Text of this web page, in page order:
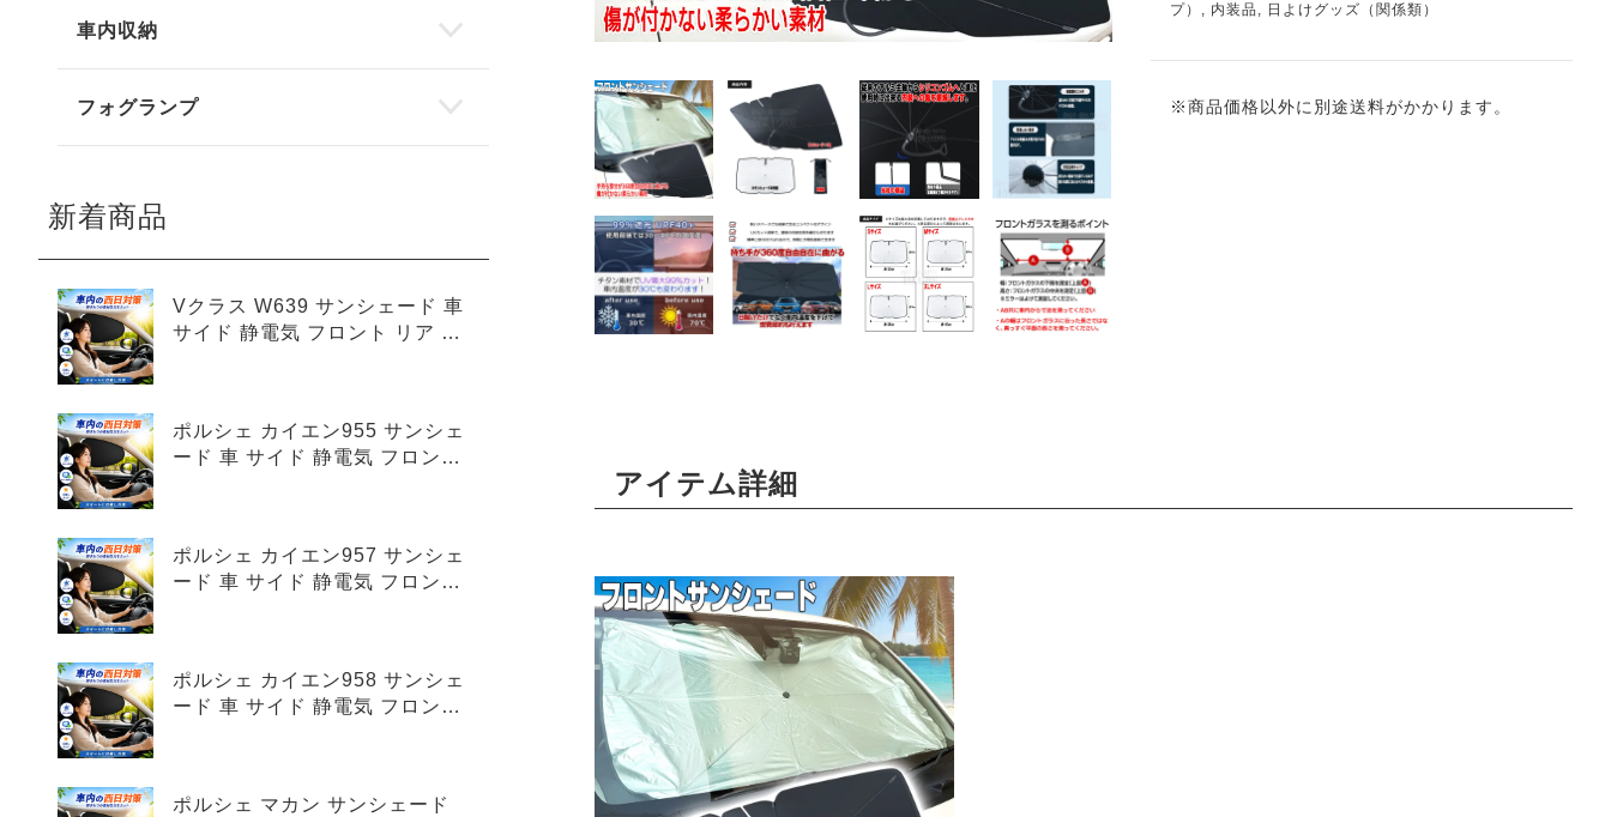
プ） , 内装品 , 日よけグッズ（関係類）
※商品価格以外に別途送料がかかります。
アイテム詳細
車内収納
フォグランプ
新着商品
Vクラス W639 サンシェード 車
サイド 静電気 フロント リア 4
ポルシェ カイエン955 サンシェ
ード 車 サイド 静電気 フロント
ポルシェ カイエン957 サンシェ
ード 車 サイド 静電気 フロント
ポルシェ カイエン958 サンシェ
ード 車 サイド 静電気 フロント
ポルシェ マカン サンシェード